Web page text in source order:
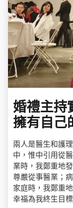
婚禮主持
擁有自己
兩人是醫生和護
中，惟中引用從
業時，我鄭重地
尊嚴從事醫業；
家庭時，我鄭重
幸福為我終生目